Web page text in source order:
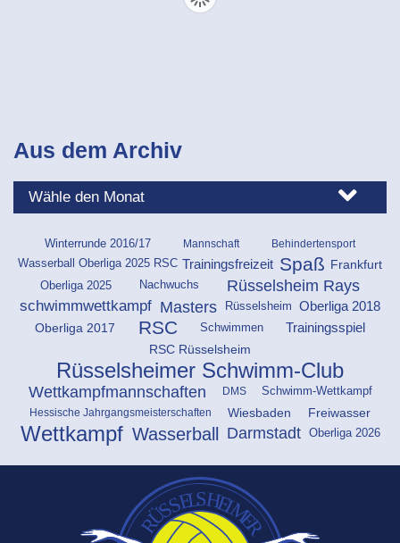
Aus dem Archiv
Winterrunde 2016/17 Mannschaft
Behindertensport
Wasserball Oberliga 2025 RSC Trainingsfreizeit Spaß Frankfurt
Oberliga 2025 Nachwuchs Rüsselsheim Rays
schwimmwettkampf Masters Rüsselsheim Oberliga 2018
Oberliga 2017
RSC Schwimmen
Trainingsspiel
RSC Rüsselsheim
Rüsselsheimer Schwimm-Club
Wettkampfmannschaften DMS
Schwimm-Wettkampf
Hessische Jahrgangsmeisterschaften
Wiesbaden Freiwasser
Wettkampf Wasserball Darmstadt Oberliga 2026